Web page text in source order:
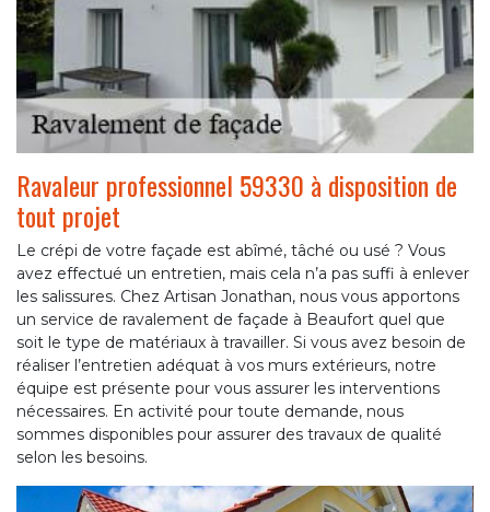
Ravaleur professionnel 59330 à disposition de
tout projet
Le crépi de votre façade est abîmé, tâché ou usé ? Vous
avez effectué un entretien, mais cela n’a pas suffi à enlever
les salissures. Chez Artisan Jonathan, nous vous apportons
un service de ravalement de façade à Beaufort quel que
soit le type de matériaux à travailler. Si vous avez besoin de
réaliser l’entretien adéquat à vos murs extérieurs, notre
équipe est présente pour vous assurer les interventions
nécessaires. En activité pour toute demande, nous
sommes disponibles pour assurer des travaux de qualité
selon les besoins.